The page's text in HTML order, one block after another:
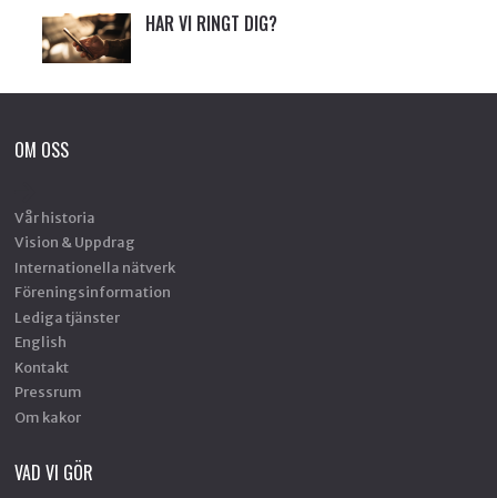
HAR VI RINGT DIG?
OM OSS
Vår historia
Vision & Uppdrag
Internationella nätverk
Föreningsinformation
Lediga tjänster
English
Kontakt
Pressrum
Om kakor
VAD VI GÖR